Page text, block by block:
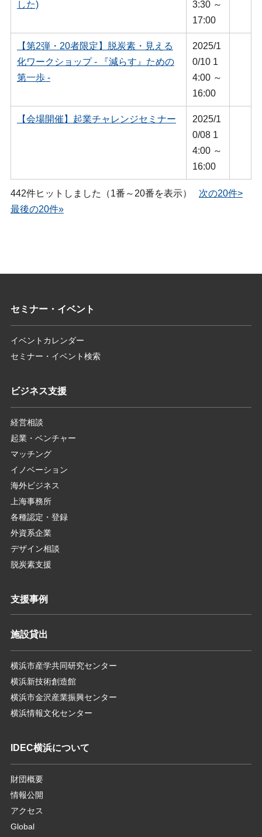
した)
3:30 ～
17:00
【第2弾・20者限定】脱炭素・見える
化ワークショップ - 『減らす』ための
第一歩 -
2025/1
0/10 1
4:00 ～
16:00
【会場開催】起業チャレンジセミナー
2025/1
0/08 1
4:00 ～
16:00
442件ヒットしました（1番～20番を表示）
次の20件>
最後の20件»
セミナー・イベント
イベントカレンダー
セミナー・イベント検索
ビジネス支援
経営相談
起業・ベンチャー
マッチング
イノベーション
海外ビジネス
上海事務所
各種認定・登録
外資系企業
デザイン相談
脱炭素支援
支援事例
施設貸出
横浜市産学共同研究センター
横浜新技術創造館
横浜市金沢産業振興センター
横浜情報文化センター
IDEC横浜について
財団概要
情報公開
アクセス
Global